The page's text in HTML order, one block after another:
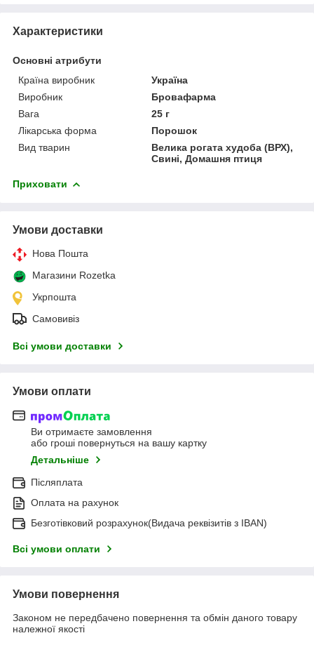
Характеристики
Основні атрибути
Країна виробник
Україна
Виробник
Бровафарма
Вага
25 г
Лікарська форма
Порошок
Вид тварин
Велика рогата худоба (ВРХ),
Свині, Домашня птиця
Приховати
Умови доставки
Нова Пошта
Магазини Rozetka
Укрпошта
Самовивіз
Всі умови доставки
Умови оплати
Ви отримаєте замовлення
або гроші повернуться на вашу картку
Детальніше
Післяплата
Оплата на рахунок
Безготівковий розрахунок(Видача реквізитів з IBAN)
Всі умови оплати
Умови повернення
Законом не передбачено повернення та обмін даного товару
належної якості